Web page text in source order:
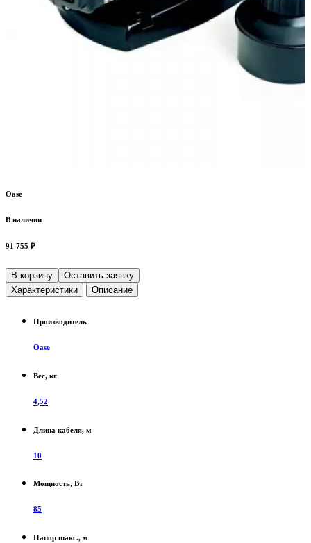
Oase
В наличии
91 755 ₽
В корзину
Оставить заявку
Характеристики
Описание
Производитель
Oase
Вес, кг
4,52
Длина кабеля, м
10
Мощность, Вт
85
Напор maкс., м